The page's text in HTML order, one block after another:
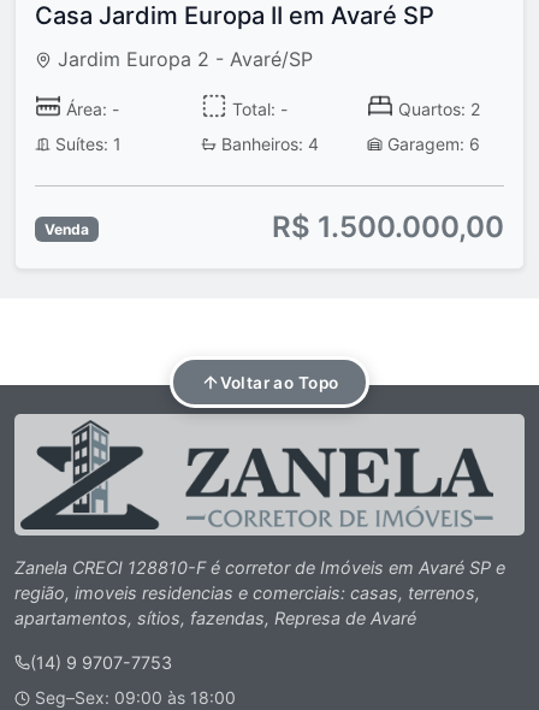
Casa Jardim Europa II em Avaré SP
Jardim Europa 2 - Avaré/SP
Área: - Total: -
Quartos: 2
Suítes: 1
Banheiros: 4 Garagem: 6
Venda R$ 1.500.000,00
Voltar ao Topo
Zanela CRECI 128810-F é corretor de Imóveis em Avaré SP e
região, imoveis residencias e comerciais: casas, terrenos,
apartamentos, sítios, fazendas, Represa de Avaré
(14) 9 9707-7753
Seg–Sex: 09:00 às 18:00